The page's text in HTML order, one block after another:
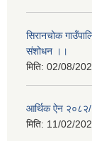
सिरानचोक
संशोधन ।।
मिति: 02/08/
आर्थिक ऐन
मिति: 11/02/